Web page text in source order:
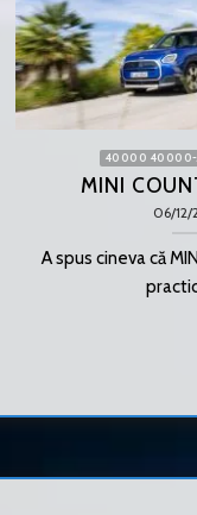
40000 40000-
MINI
06/12/
A spus cineva că